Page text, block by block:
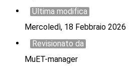
Ultima modifica
Mercoledì, 18 Febbraio 2026
Revisionato da
MuET-manager